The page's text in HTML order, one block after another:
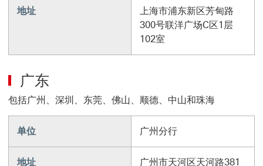
地址
上海市浦东新区芳甸路
300号联洋广场C区1层
102室
广东
包括广州、深圳、东莞、佛山、顺德、中山和珠海
单位 广州分行
地址
广州市天河区天河路381